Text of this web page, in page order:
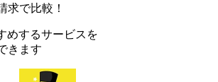
求で比較！
めするサービスを
きます